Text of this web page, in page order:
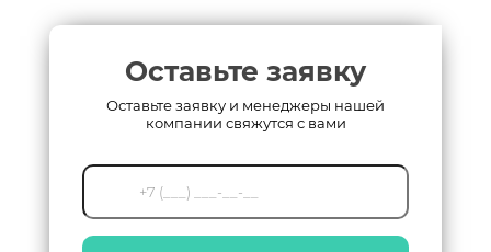
Оставьте заявку
Оставьте заявку и менеджеры нашей
компании свяжутся с вами